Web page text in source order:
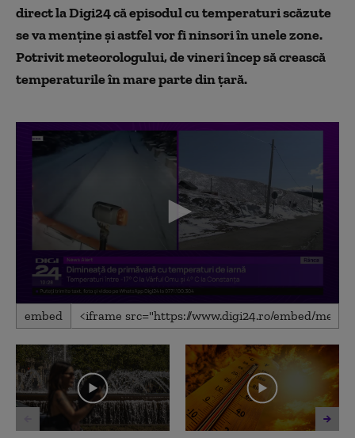
direct la Digi24 că episodul cu temperaturi scăzute
se va menține și astfel vor fi ninsori în unele zone.
Potrivit meteorologului, de vineri încep să crească
temperaturile în mare parte din țară.
0
seconds
4
minutes,
47
seconds
embed